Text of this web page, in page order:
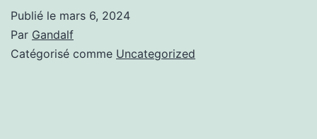
Publié le mars 6, 2024
Par Gandalf
Catégorisé comme Uncategorized